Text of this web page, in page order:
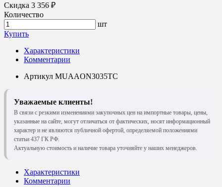
Скидка 3 356 ₽
Количество
шт
Купить
Характеристики
Комментарии
Артикул MUAAON3035TC
Уважаемые клиенты!
В связи с резкими изменениями закупочных цен на импортные товары, цены,
указанные на сайте, могут отличаться от фактических, носят информационный
характер и не являются публичной офертой, определяемой положениями
статьи 437 ГК РФ.
Актуальную стоимость и наличие товара уточняйте у наших менеджеров.
Характеристики
Комментарии